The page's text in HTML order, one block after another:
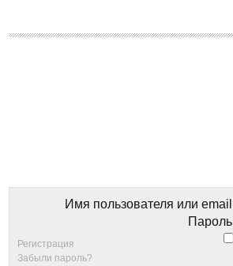
Имя пользователя или email
Пароль
Регистрация
Забыли пароль?